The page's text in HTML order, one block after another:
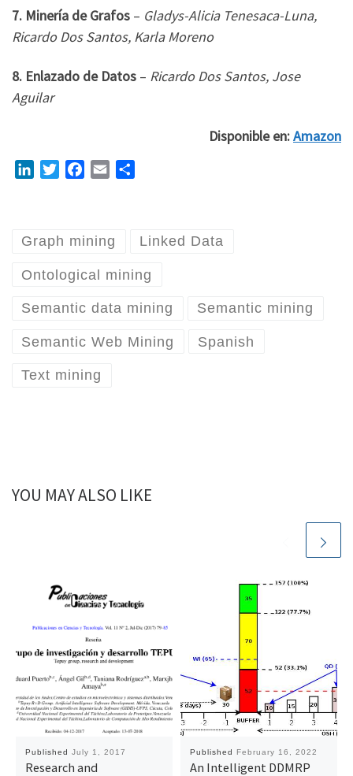
7. Minería de Grafos – Gladys-Alicia Tenesaca-Luna,
Ricardo Dos Santos, Karla Moreno
8. Enlazado de Datos – Ricardo Dos Santos, Jose
Aguilar
Disponible en:Amazon
e
I
n
t
r
b
o
l
e
Graph mining Linked Data
Ontological mining
Semantic data mining Semantic mining
Semantic Web Mining Spanish
Text mining
YOU MAY ALSO LIKE
Published July 1, 2017
Research and
Published February 16, 2022
An Intelligent DDMRP